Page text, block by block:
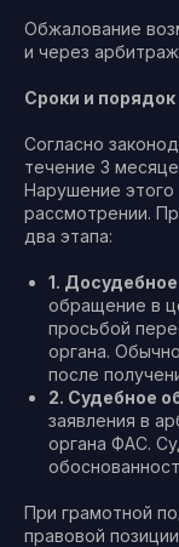
Обжалование
и через
Сроки и
Согласно
течение 3
Нарушение этого
рассмотрении.
два этапа:
1.
обращение в
просьбой
органа.
после
2. Судебное
заявления в
органа ФАС.
При грамотной
правовой